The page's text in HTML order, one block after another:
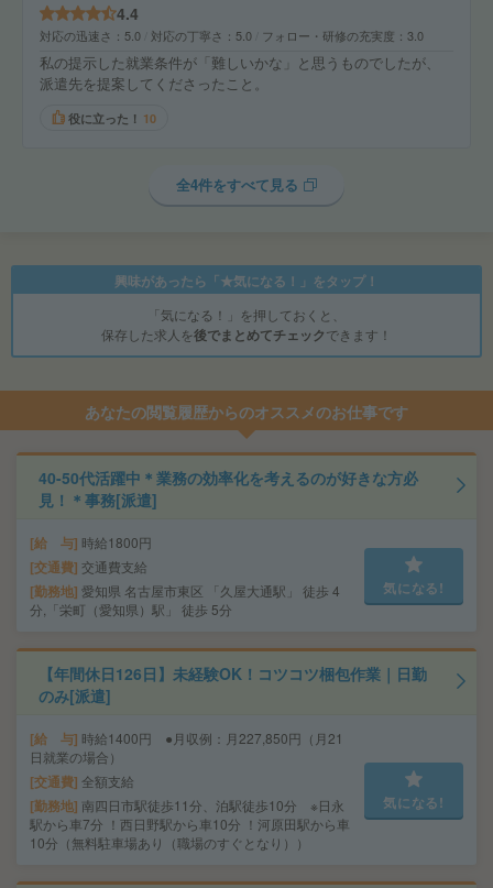
4.4
対応の迅速さ 5.0 対応の丁寧さ 5.0 フォロー・研修の充実度 3.0
私の提示した就業条件が「難しいかな」と思うものでしたが、
派遣先を提案してくださったこと。
役に立った！ 10
全4件をすべて見る
興味があったら「★気になる！」をタップ！
「気になる！」を押しておくと、
保存した求人を後でまとめてチェックできます！
あなたの閲覧履歴からのオススメのお仕事です
40-50代活躍中＊業務の効率化を考えるのが好きな方必
見！＊事務[派遣]
給 与 時給1800円
交通費 交通費支給
勤務地 愛知県 名古屋市東区 「久屋大通駅」 徒歩 4
分,「栄町（愛知県）駅」 徒歩 5分
気になる!
【年間休日126日】未経験OK！コツコツ梱包作業｜日勤
のみ[派遣]
給 与 時給1400円 ●月収例：月227,850円（月21
日就業の場合）
交通費 全額支給
勤務地 南四日市駅徒歩11分、泊駅徒歩10分 ※日永
駅から車7分 ！西日野駅から車10分 ！河原田駅から車
10分（無料駐車場あり（職場のすぐとなり））
気になる!